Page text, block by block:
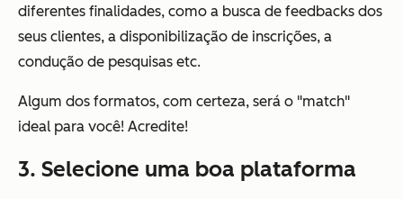
diferentes finalidades, como a busca de feedbacks dos
seus clientes, a disponibilização de inscrições, a
condução de pesquisas etc.
Algum dos formatos, com certeza, será o "match"
ideal para você! Acredite!
3. Selecione uma boa plataforma